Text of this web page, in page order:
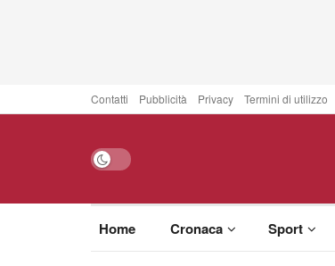
Contatti Pubblicità Privacy Termini di utilizzo
Home Cronaca Sport